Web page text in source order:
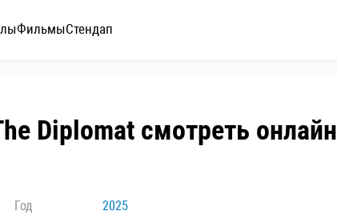
ФильмыСтендап
Diplomat смотреть онлайн
Год
2025